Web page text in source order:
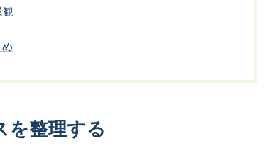
を整理する